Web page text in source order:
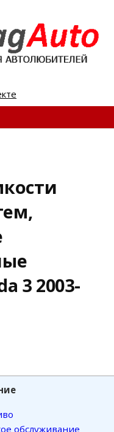
3 2003-
обслуживание